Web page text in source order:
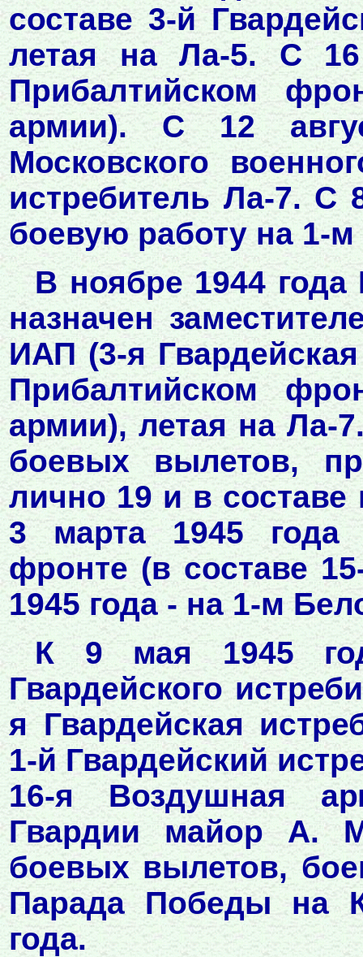
составе 3-й
летая на Ла-5. С
Прибалтийском
армии). С 12
Московского
истребитель Ла-7. С
боевую работу на 1-
В ноябре 1944
назначен
ИАП (3-я
Прибалтийском
армии), летая на Ла-
боевых вылетов,
лично 19 и в
3 марта 1945 года
фронте (в составе
1945 года - на 1-м
К 9 мая 1945
Гвардейского
я Гвардейская
1-й Гвардейский
16-я Воздушная
Гвардии майор А.
боевых вылетов,
Парада Победы на
года.